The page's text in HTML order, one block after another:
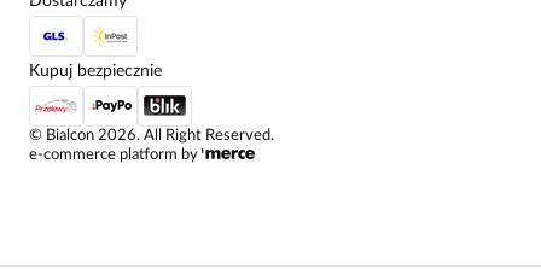
© Bialcon 2026. All Right Reserved.
e-commerce platform by
Kupuj bezpiecznie